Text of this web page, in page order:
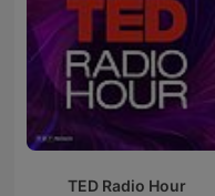
TED Radio Hour